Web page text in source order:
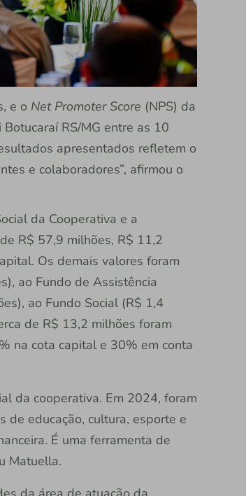
e o Net Promoter Score (NPS) da
RS/MG entre as 10
apresentados refletem o
e colaboradores”, afirmou o
da Cooperativa e a
R$ 57,9 milhões, R$ 11,2
Os demais valores foram
ao Fundo de Assistência
ao Fundo Social (R$ 1,4
de R$ 13,2 milhões foram
na cota capital e 30% em conta
da cooperativa. Em 2024, foram
de educação, cultura, esporte e
É uma ferramenta de
Matuella.